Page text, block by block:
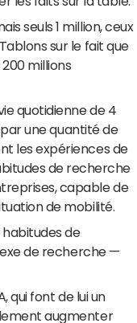
seuls 1 million, ceux
sur le fait que
millions
quotidienne de 4
une quantité de
les expériences de
de recherche
capable de
de mobilité.
habitudes de
de recherche —
qui font de lui un
augmenter